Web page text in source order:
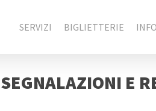
SERVIZI BIGLIETTERIE INFO
SEGNALAZIONI E